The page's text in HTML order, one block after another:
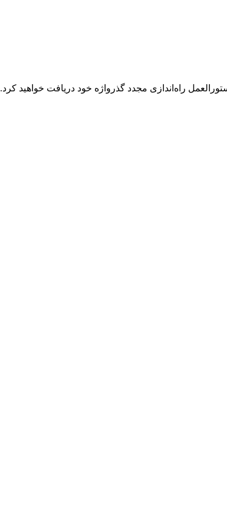
راه‌اندازی مجدد گذرواژه خود دریافت خواهید کرد.